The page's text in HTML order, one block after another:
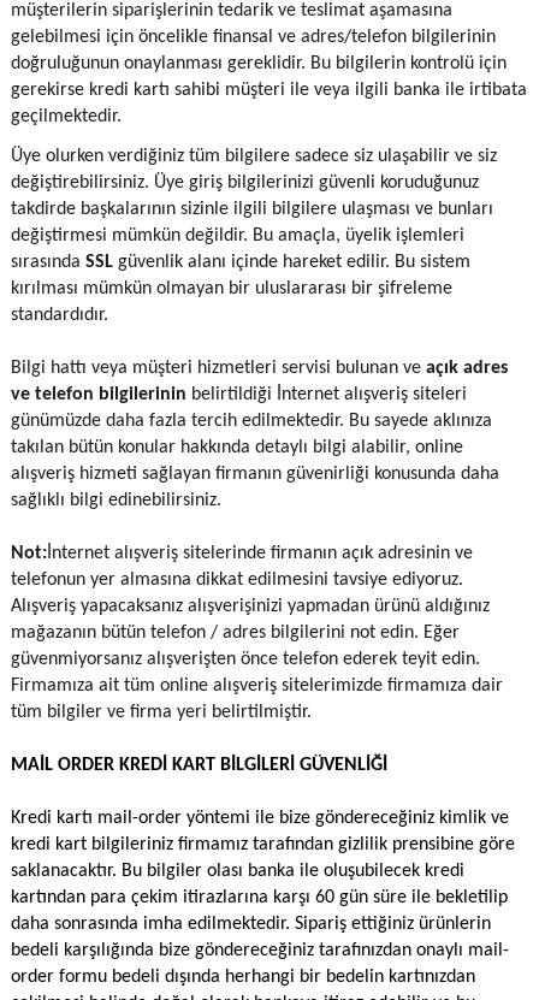
müşterilerin siparişlerinin tedarik ve teslimat aşamasına
gelebilmesi için öncelikle finansal ve adres/telefon bilgilerinin
doğruluğunun onaylanması gereklidir. Bu bilgilerin kontrolü için
gerekirse kredi kartı sahibi müşteri ile veya ilgili banka ile irtibata
geçilmektedir.
Üye olurken verdiğiniz tüm bilgilere sadece siz ulaşabilir ve siz
değiştirebilirsiniz. Üye giriş bilgilerinizi güvenli koruduğunuz
takdirde başkalarının sizinle ilgili bilgilere ulaşması ve bunları
değiştirmesi mümkün değildir. Bu amaçla, üyelik işlemleri
sırasında SSL güvenlik alanı içinde hareket edilir. Bu sistem
kırılması mümkün olmayan bir uluslararası bir şifreleme
standardıdır.
Bilgi hattı veya müşteri hizmetleri servisi bulunan ve açık adres
ve telefon bilgilerinin belirtildiği İnternet alışveriş siteleri
günümüzde daha fazla tercih edilmektedir. Bu sayede aklınıza
takılan bütün konular hakkında detaylı bilgi alabilir, online
alışveriş hizmeti sağlayan firmanın güvenirliği konusunda daha
sağlıklı bilgi edinebilirsiniz.
Not: İnternet alışveriş sitelerinde firmanın açık adresinin ve
telefonun yer almasına dikkat edilmesini tavsiye ediyoruz.
Alışveriş yapacaksanız alışverişinizi yapmadan ürünü aldığınız
mağazanın bütün telefon / adres bilgilerini not edin. Eğer
güvenmiyorsanız alışverişten önce telefon ederek teyit edin.
Firmamıza ait tüm online alışveriş sitelerimizde firmamıza dair
tüm bilgiler ve firma yeri belirtilmiştir.
MAİL ORDER KREDİ KART BİLGİLERİ GÜVENLİĞİ
Kredi kartı mail-order yöntemi ile bize göndereceğiniz kimlik ve
kredi kart bilgileriniz firmamız tarafından gizlilik prensibine göre
saklanacaktır. Bu bilgiler olası banka ile oluşubilecek kredi
kartından para çekim itirazlarına karşı 60 gün süre ile bekletilip
daha sonrasında imha edilmektedir. Sipariş ettiğiniz ürünlerin
bedeli karşılığında bize göndereceğiniz tarafınızdan onaylı mail-
order formu bedeli dışında herhangi bir bedelin kartınızdan